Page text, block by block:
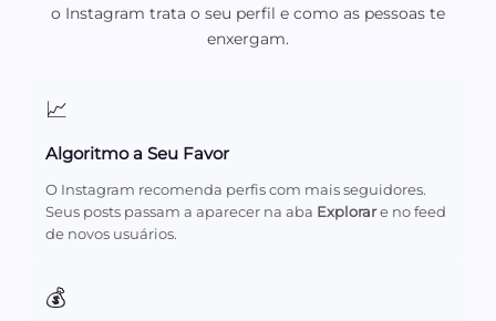
o Instagram trata o seu perfil e como as pessoas te
enxergam.
📈
Algoritmo a Seu Favor
O Instagram recomenda perfis com mais seguidores.
Seus posts passam a aparecer na aba Explorare no feed
de novos usuários.
💰